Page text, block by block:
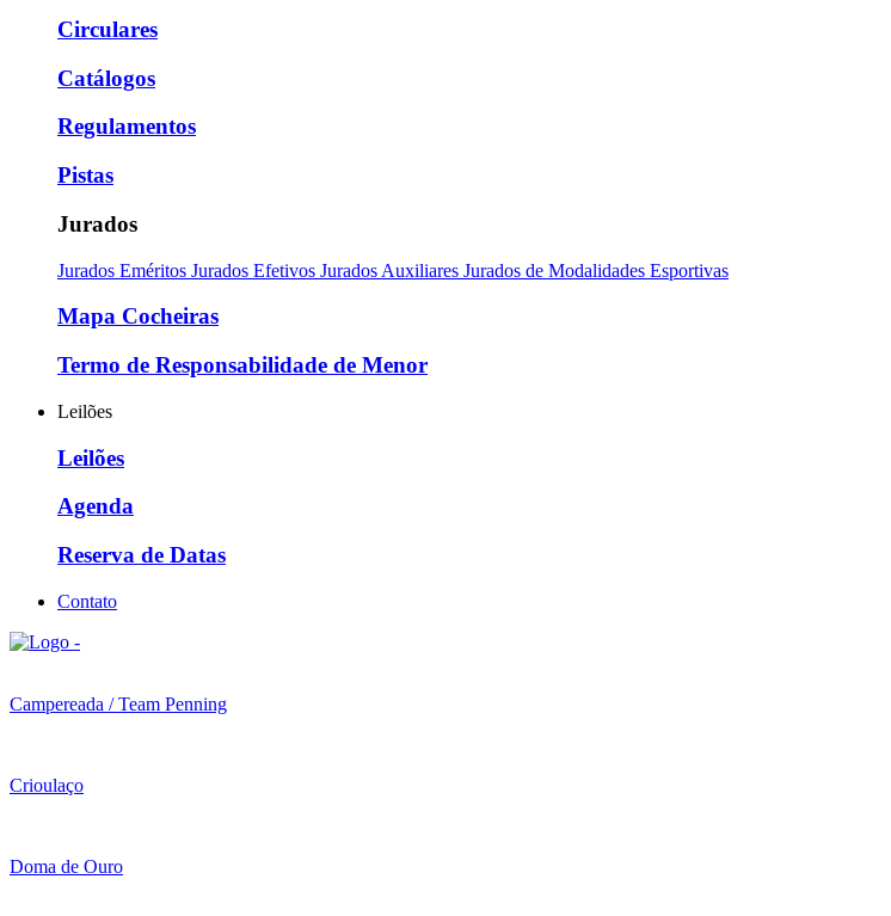
Circulares
Catálogos
Regulamentos
Pistas
Jurados
Jurados Eméritos Jurados Efetivos Jurados Auxiliares Jurados de Modalidades Esportivas
Mapa Cocheiras
Termo de Responsabilidade de Menor
Leilões
Leilões
Agenda
Reserva de Datas
Contato
Campereada / Team Penning
Crioulaço
Doma de Ouro